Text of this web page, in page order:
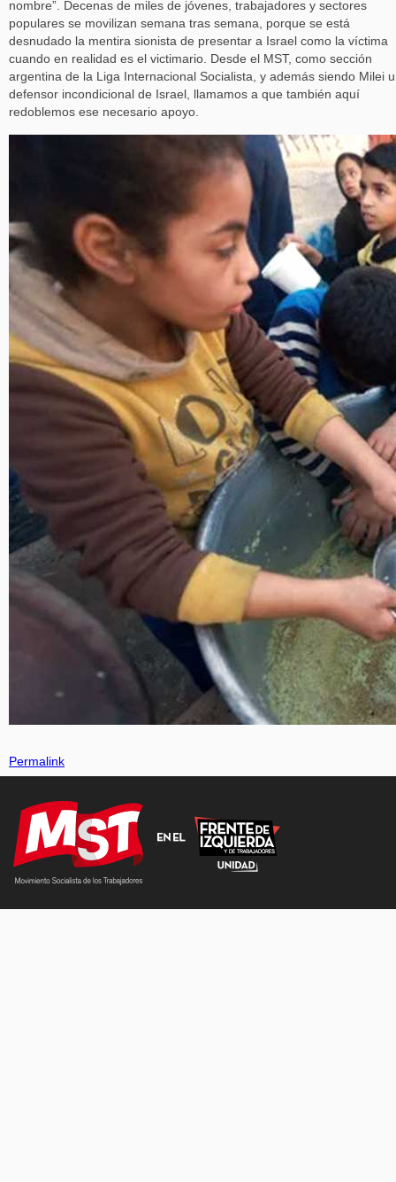
nombre”. Decenas de miles de jóvenes, trabajadores y sectores
populares se movilizan semana tras semana, porque se está
desnudado la mentira sionista de presentar a Israel como la víctima
cuando en realidad es el victimario. Desde el MST, como sección
argentina de la Liga Internacional Socialista, y además siendo Milei
defensor incondicional de Israel, llamamos a que también aquí
redoblemos ese necesario apoyo.
Permalink